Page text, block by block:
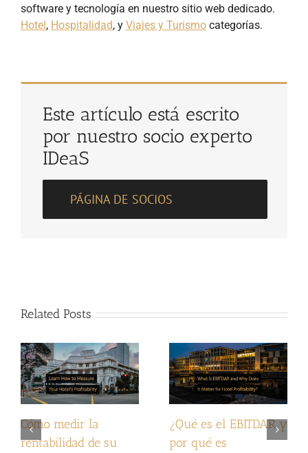
software y tecnología en nuestro sitio web dedicado.
Hotel , Hospitalidad, y Viajes y Turismo categorías.
Este artículo está escrito
por nuestro socio experto
IDeaS
PÁGINA DE SOCIOS
Related Posts
Cómo medir la
rentabilidad de su
¿Qué es el EBITDAR y
por qué es